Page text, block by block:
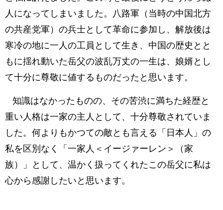
人になってしまいました。八路軍（当時の中国北方
の共産党軍）の兵士として革命に参加し、解放後は
寒冷の地に一人の工員として生き、中国の歴史とと
もに揺れ動いた岳父の波乱万丈の一生は、娘婿とし
て十分に尊敬に値するものだったと思います。
知識はなかったものの、その苦渋に満ちた経歴と
重い人格は一家の主人として、十分尊敬されていま
した。何よりもかつての敵とも言える「日本人」の
私を区別なく「一家人＜イージァーレン＞（家
族）」として、温かく扱ってくれたこの岳父に私は
心から感謝したいと思います。